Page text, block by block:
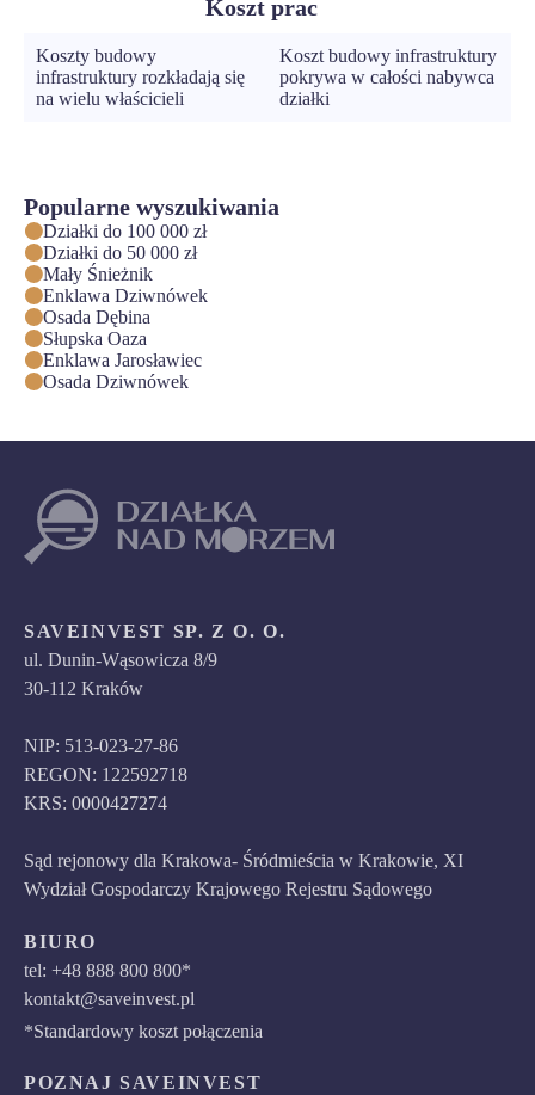
Koszt prac
Koszty budowy
infrastruktury rozkładają się
na wielu właścicieli
Koszt budowy infrastruktury
pokrywa w całości nabywca
działki
Popularne wyszukiwania
Działki do 100 000 zł
Działki do 50 000 zł
Mały Śnieżnik
Enklawa Dziwnówek
Osada Dębina
Słupska Oaza
Enklawa Jarosławiec
Osada Dziwnówek
SAVEINVEST SP. Z O. O.
ul. Dunin-Wąsowicza 8/9
30-112 Kraków
NIP: 513-023-27-86
REGON: 122592718
KRS: 0000427274
Sąd rejonowy dla Krakowa- Śródmieścia w Krakowie, XI
Wydział Gospodarczy Krajowego Rejestru Sądowego
BIURO
tel: +48 888 800 800*
kontakt@saveinvest.pl
*Standardowy koszt połączenia
POZNAJ SAVEINVEST